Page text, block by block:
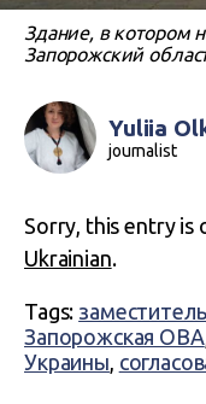
Здание, в котором
Запорожский
Yuliia
journalist
Sorry, this entry is
Ukrainian.
Tags: заместитель
Запорожская ОВА
Украины,